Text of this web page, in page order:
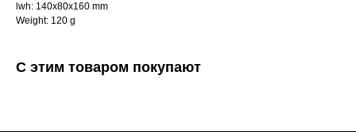
lwh: 140x80x160 mm
Weight: 120 g
С этим товаром покупают